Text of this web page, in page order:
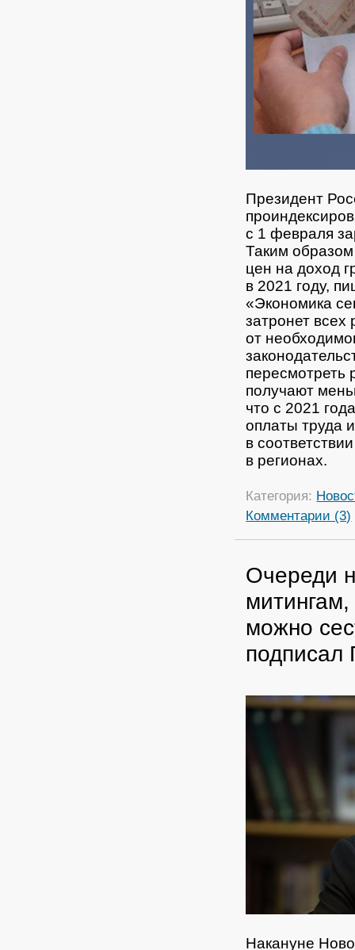
Президент
с 1 февраля
Таким
цен на доход
в 2021 году,
«Экономика
затронет всех
от
пересмотреть
получают
что с 2021
оплаты труда
в
в регионах.
Категория:
Комментарии (3)
Очереди
можно
подписал
Накануне